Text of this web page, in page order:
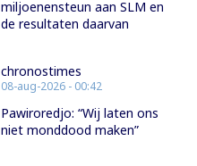
miljoenensteun aan SLM en
de resultaten daarvan
chronostimes
08-aug-2026 - 00:42
Pawiroredjo: “Wij laten ons
niet monddood maken”